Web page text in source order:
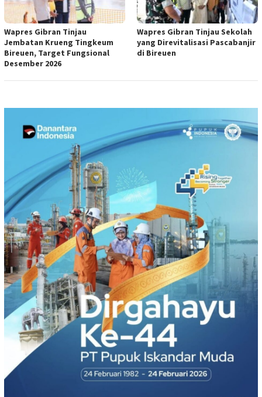
Wapres Gibran Tinjau
Jembatan Krueng Tingkeum
Bireuen, Target Fungsional
Desember 2026
Wapres Gibran Tinjau Sekolah
yang Direvitalisasi Pascabanjir
di Bireuen